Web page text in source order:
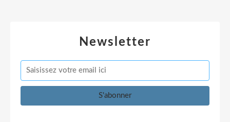
Newsletter